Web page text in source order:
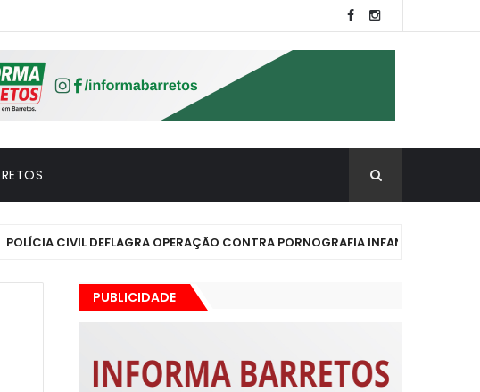
CIVIL DEFLAGRA OPERAÇÃO CONTRA PORNOGRAFIA INFANTIL EM GUAÍRA
PUBLICIDADE